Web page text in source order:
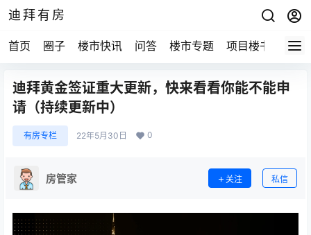
迪拜有房
首页 圈子 楼市快讯 问答 楼市专题 项目楼书
迪拜黄金签证重大更新，快来看看你能不能申
请（持续更新中）
有房专栏 22年5月30日 0
房管家 关注 私信